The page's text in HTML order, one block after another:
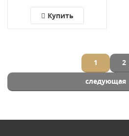
3CC
Купить
1
2
следующая